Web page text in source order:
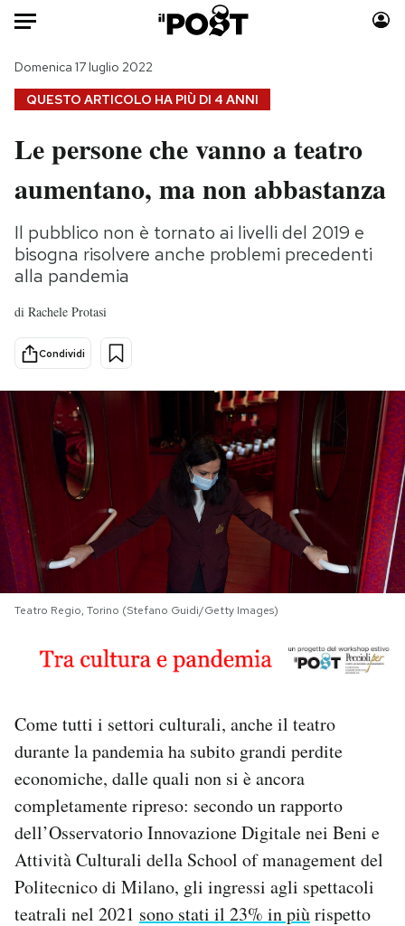
HOME
Italia
Politica
Tecnologia
Internet
Scienza
Cultura
Economia
Sport
Moda
Consumismi
Storie/Idee
Ok Boomer!
PODCAST
NEWSLETTER
I MIEI PREFERITI
SHOP
Area Personale
Newsletter
Notifiche mobile
Hai bisogno di aiuto?
Esci
QUESTO ARTICOLO HA PIÙ DI 4 ANNI
Domenica 17 luglio 2022
Le persone che vanno a teatro
aumentano, ma non abbastanza
Il pubblico non è tornato ai livelli del 2019 e
bisogna risolvere anche problemi precedenti
alla pandemia
di Rachele Protasi
Condividi
Teatro Regio, Torino (Stefano Guidi/Getty Images)
Come tutti i settori culturali, anche il teatro
durante la pandemia ha subito grandi perdite
economiche, dalle quali non si è ancora
completamente ripreso: secondo un rapporto
dell’Osservatorio Innovazione Digitale nei Beni e
Attività Culturali della School of management del
Politecnico di Milano, gli ingressi agli spettacoli
teatrali nel 2021 sono stati il 23% in piùrispetto